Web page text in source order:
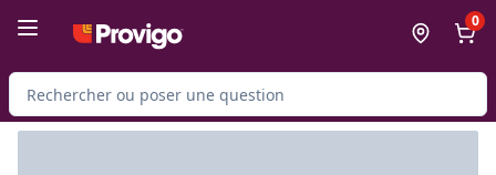
0
Rechercher des produits